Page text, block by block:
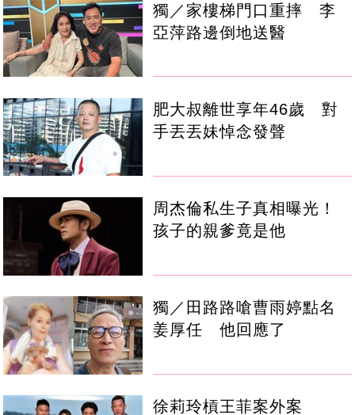
獨／家樓梯門口重摔 李
亞萍路邊倒地送醫
肥大叔離世享年46歲 對
手丟丟妹悼念發聲
周杰倫私生子真相曝光！
孩子的親爹竟是他
獨／田路路嗆曹雨婷點名
姜厚任 他回應了
徐莉玲槓王菲案外案